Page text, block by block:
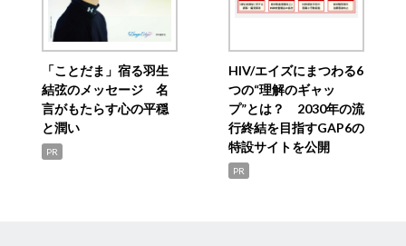
「ことだま」宿る羽生
結弦のメッセージ 名
言がもたらす心の平穏
と潤い
PR
HIV/エイズにまつわる6
つの“理解のギャッ
プ”とは？ 2030年の流
行終結を目指すGAP6の
特設サイトを公開
PR